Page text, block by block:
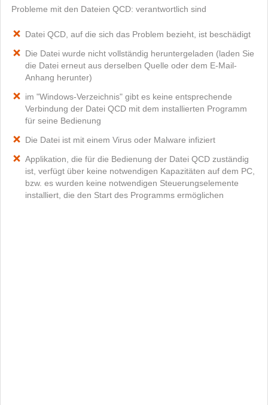
Probleme mit den Dateien QCD: verantwortlich sind
Datei QCD, auf die sich das Problem bezieht, ist beschädigt
Die Datei wurde nicht vollständig heruntergeladen (laden Sie
die Datei erneut aus derselben Quelle oder dem E-Mail-
Anhang herunter)
im "Windows-Verzeichnis" gibt es keine entsprechende
Verbindung der Datei QCD mit dem installierten Programm
für seine Bedienung
Die Datei ist mit einem Virus oder Malware infiziert
Applikation, die für die Bedienung der Datei QCD zuständig
ist, verfügt über keine notwendigen Kapazitäten auf dem PC,
bzw. es wurden keine notwendigen Steuerungselemente
installiert, die den Start des Programms ermöglichen